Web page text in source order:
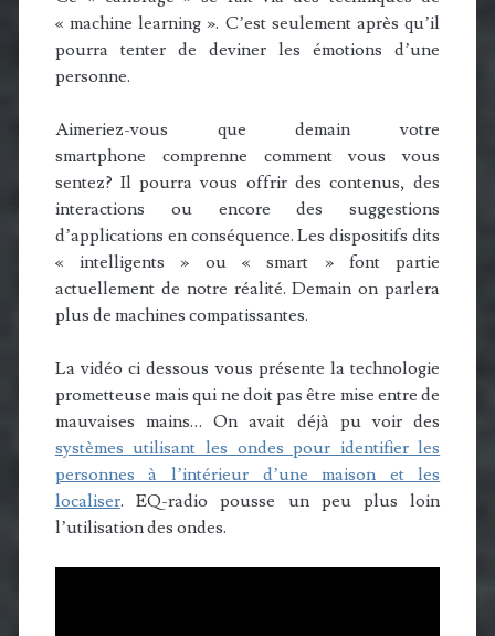
« machine learning ». C’est seulement après qu’il
pourra tenter de deviner les émotions d’une
personne.
Aimeriez-vous que demain votre
smartphone comprenne comment vous vous
sentez? Il pourra vous offrir des contenus, des
interactions ou encore des suggestions
d’applications en conséquence. Les dispositifs dits
« intelligents » ou « smart » font partie
actuellement de notre réalité. Demain on parlera
plus de machines compatissantes.
La vidéo ci dessous vous présente la technologie
prometteuse mais qui ne doit pas être mise entre de
mauvaises mains… On avait déjà pu voir des
systèmes utilisant les ondes pour identifier les
personnes à l’intérieur d’une maison et les
localiser. EQ-radio pousse un peu plus loin
l’utilisation des ondes.